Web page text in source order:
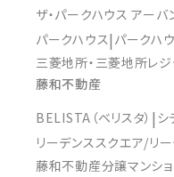
ザ・パークハウス アーバ
パークハウス パークハ
三菱地所・三菱地所レ
藤和不動産
BELISTA（ベリスタ） シ
リーデンススクエア/リ
藤和不動産分譲マンシ